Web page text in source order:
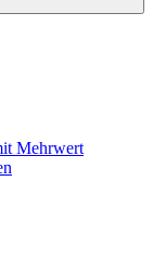
Mehrwert